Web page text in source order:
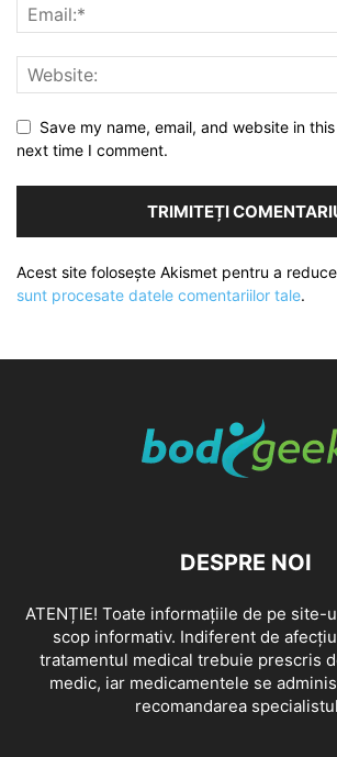
Save my name, email, and website in
next time I comment.
Acest site folosește Akismet pentru a
sunt procesate datele comentariilor tale.
DESPRE NOI
ATENȚIE! Toate informațiile de pe site-
scop informativ. Indiferent de
tratamentul medical trebuie prescris
medic, iar medicamentele se
recomandarea